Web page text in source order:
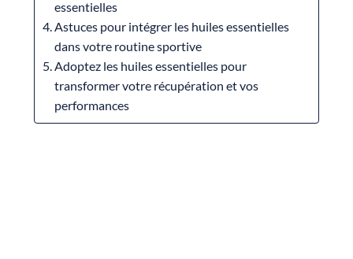
essentielles
Astuces pour intégrer les huiles essentielles
dans votre routine sportive
Adoptez les huiles essentielles pour
transformer votre récupération et vos
performances